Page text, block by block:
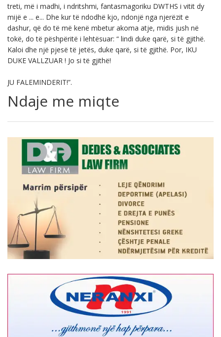
treti, më i madhi, i ndritshmi, fantasmagoriku DWTHS i vitit dy
mijë e ... e... Dhe kur të ndodhë kjo, ndonjë nga njerëzit e
dashur, që do të më kenë mbetur akoma atje, midis jush në
tokë, do të pëshpëritë i lehtësuar: “ lindi duke qarë, si të gjithë.
Kaloi dhe një pjesë të jetës, duke qarë, si të gjithë. Por, IKU
DUKE VALLZUAR ! Jo si të gjithë!
JU FALEMINDERIT!”.
Ndaje me miqte